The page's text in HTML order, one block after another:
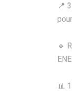
📍
🔹
📊